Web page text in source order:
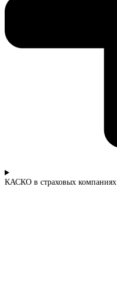
КАСКО в страховых компаниях